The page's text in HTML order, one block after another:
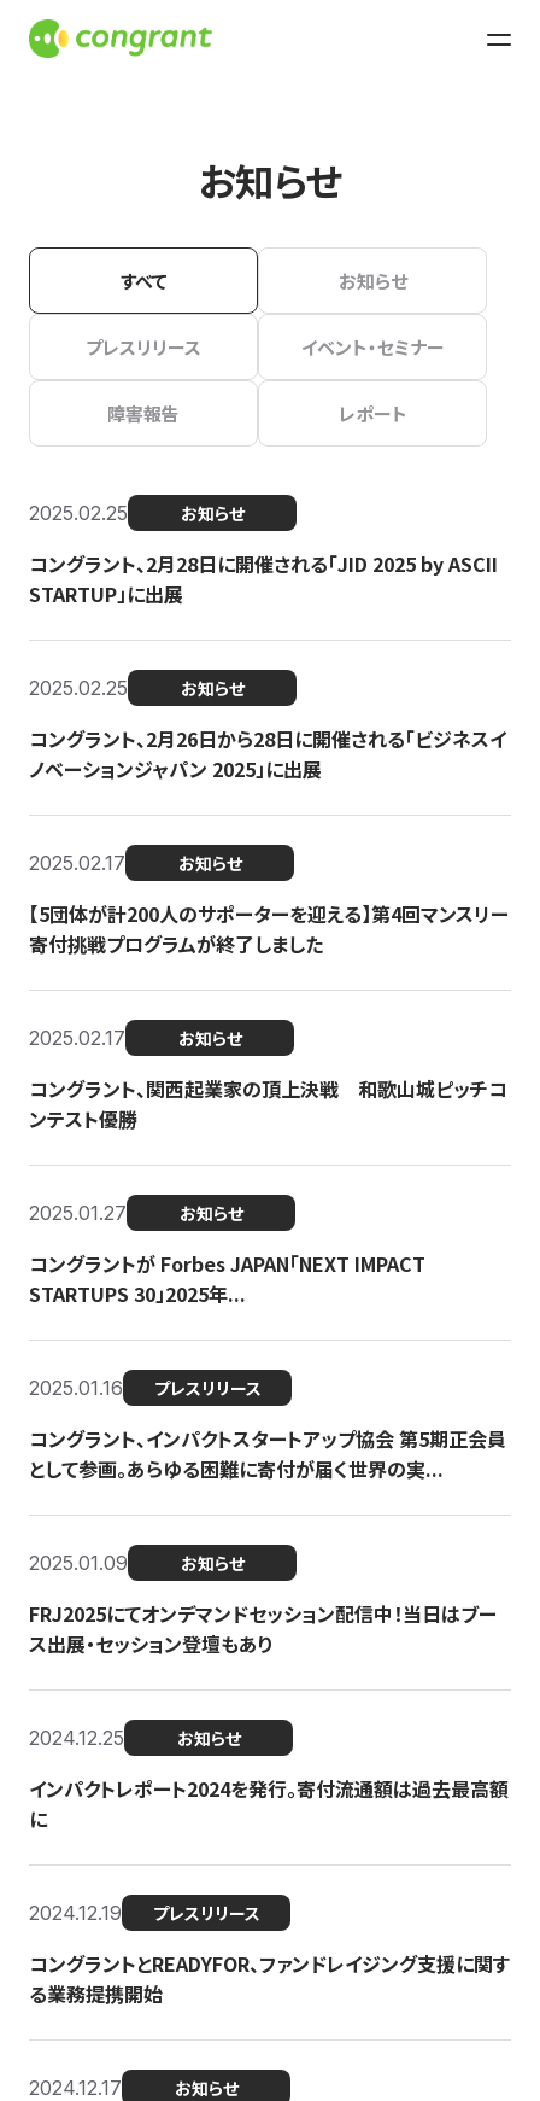
お知らせ
すべて お知らせ
プレスリリース イベント・セミナー
障害報告 レポート
2025.02.25 お知らせ
コングラント、2月28日に開催される「JID 2025 by ASCII
STARTUP」に出展
2025.02.25 お知らせ
コングラント、2月26日から28日に開催される「ビジネスイ
ノベーションジャパン 2025」に出展
2025.02.17 お知らせ
【5団体が計200人のサポーターを迎える】​​第4回マンスリー
寄付挑戦プログラムが終了しました
2025.02.17 お知らせ
コングラント、関西起業家の頂上決戦 和歌山城ピッチコ
ンテスト優勝
2025.01.27 お知らせ
コングラントが Forbes JAPAN「NEXT IMPACT
STARTUPS 30」2025年...
2025.01.16 プレスリリース
コングラント、インパクトスタートアップ協会 第5期正会員
として参画。あらゆる困難に寄付が届く世界の実...
2025.01.09 お知らせ
FRJ2025にてオンデマンドセッション配信中！当日はブー
ス出展・セッション登壇もあり
2024.12.25 お知らせ
インパクトレポート2024を発行。寄付流通額は過去最高額
に
2024.12.19 プレスリリース
コングラントとREADYFOR、ファンドレイジング支援に関す
る業務提携開始
2024.12.17 お知らせ